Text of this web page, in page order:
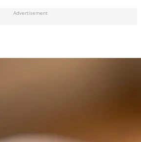
Advertisement